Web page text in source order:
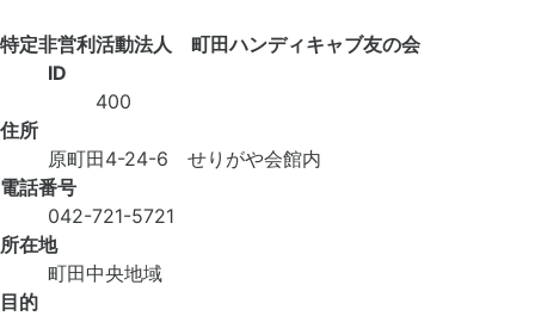
特定非営利活動法人 町田ハンディキャブ友の会
ID
400
住所
原町田4-24-6 せりがや会館内
電話番号
042-721-5721
所在地
町田中央地域
目的